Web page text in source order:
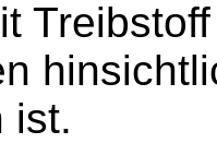
ist.